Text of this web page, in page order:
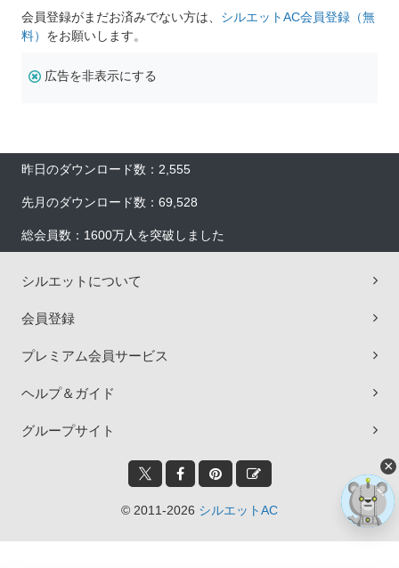
会員登録がまだお済みでない方は、 シルエットAC会員登録（無
料） をお願いします。
広告を非表示にする
昨日のダウンロード数：2,555
先月のダウンロード数：69,528
総会員数：1600万人を突破しました
シルエットについて
会員登録
プレミアム会員サービス
ヘルプ＆ガイド
グループサイト
© 2011-2026 シルエットAC
×